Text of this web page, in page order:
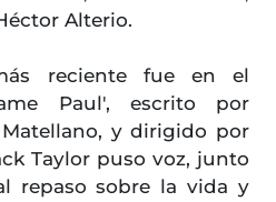
Alterio.
reciente fue en el
Paul', escrito por
y dirigido por
Taylor puso voz, junto
repaso sobre la vida y